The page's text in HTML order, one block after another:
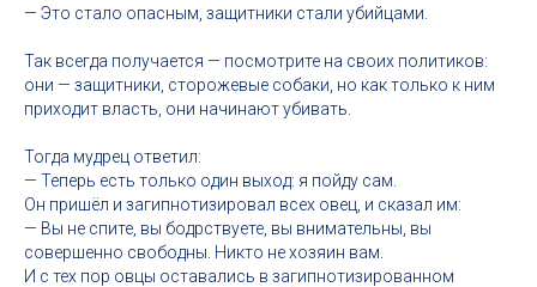
— Это стало опасным, защитники стали убийцами.
Так всегда получается — посмотрите на своих политиков:
они — защитники, сторожевые собаки, но как только к ним
приходит власть, они начинают убивать.
Тогда мудрец ответил:
— Теперь есть только один выход: я пойду сам.
Он пришёл и загипнотизировал всех овец, и сказал им:
— Вы не спите, вы бодрствуете, вы внимательны, вы
совершенно свободны. Никто не хозяин вам.
И с тех пор овцы оставались в загипнотизированном